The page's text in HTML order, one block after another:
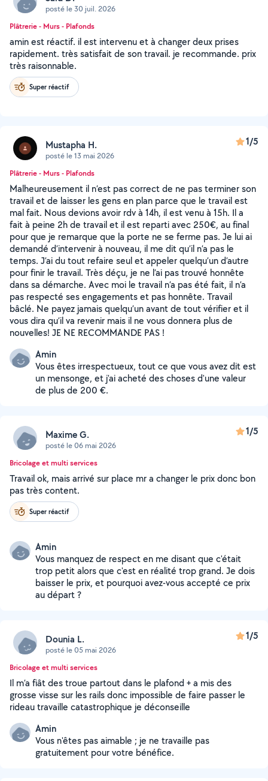
posté le 30 juil. 2026
Plâtrerie - Murs - Plafonds
amin est réactif. il est intervenu et à changer deux prises
rapidement. très satisfait de son travail. je recommande. prix
très raisonnable.
Super réactif
Mustapha H.
posté le 13 mai 2026
1/5
Plâtrerie - Murs - Plafonds
Malheureusement il n’est pas correct de ne pas terminer son
travail et de laisser les gens en plan parce que le travail est
mal fait. Nous devions avoir rdv à 14h, il est venu à 15h. Il a
fait à peine 2h de travail et il est reparti avec 250€, au final
pour que je remarque que la porte ne se ferme pas. Je lui ai
demandé d’intervenir à nouveau, il me dit qu’il n’a pas le
temps. J’ai du tout refaire seul et appeler quelqu’un d’autre
pour finir le travail. Très déçu, je ne l’ai pas trouvé honnête
dans sa démarche. Avec moi le travail n’a pas été fait, il n’a
pas respecté ses engagements et pas honnête. Travail
bâclé. Ne payez jamais quelqu’un avant de tout vérifier et il
vous dira qu’il va revenir mais il ne vous donnera plus de
nouvelles! JE NE RECOMMANDE PAS !
Amin
Vous êtes irrespectueux, tout ce que vous avez dit est
un mensonge, et j'ai acheté des choses d'une valeur
de plus de 200 €.
Maxime G.
posté le 06 mai 2026
1/5
Bricolage et multi services
Travail ok, mais arrivé sur place mr a changer le prix donc bon
pas très content.
Super réactif
Amin
Vous manquez de respect en me disant que c'était
trop petit alors que c'est en réalité trop grand. Je dois
baisser le prix, et pourquoi avez-vous accepté ce prix
au départ ?
Dounia L.
posté le 05 mai 2026
1/5
Bricolage et multi services
Il m’a fiât des troue partout dans le plafond + a mis des
grosse visse sur les rails donc impossible de faire passer le
rideau travaille catastrophique je déconseille
Amin
Vous n'êtes pas aimable ; je ne travaille pas
gratuitement pour votre bénéfice.